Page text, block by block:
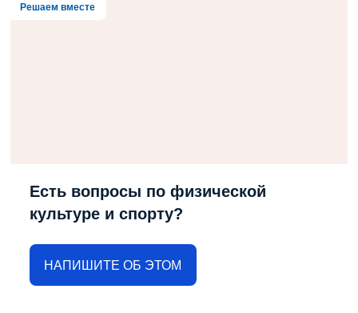
Решаем вместе
Есть вопросы по физической
культуре и спорту?
НАПИШИТЕ ОБ ЭТОМ